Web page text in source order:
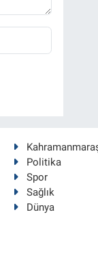
Politika
Spor
Sağlık
Dünya